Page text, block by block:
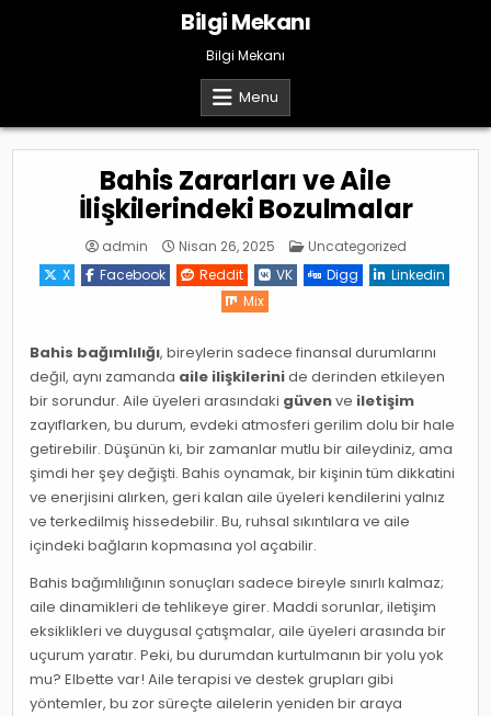
Bilgi Mekanı
Bilgi Mekanı
Menu
Bahis Zararları ve Aile
İlişkilerindeki Bozulmalar
admin Nisan 26, 2025 Posted
Uncategorized
X
Facebook Reddit VK Digg
Linkedin
Mix
Bahis bağımlılığı, bireylerin sadece finansal durumlarını
değil, aynı zamanda aile ilişkilerinide derinden etkileyen
bir sorundur. Aile üyeleri arasındaki güvenve iletişim
zayıflarken, bu durum, evdeki atmosferi gerilim dolu bir hale
getirebilir. Düşünün ki, bir zamanlar mutlu bir aileydiniz, ama
şimdi her şey değişti. Bahis oynamak, bir kişinin tüm dikkatini
ve enerjisini alırken, geri kalan aile üyeleri kendilerini yalnız
ve terkedilmiş hissedebilir. Bu, ruhsal sıkıntılara ve aile
içindeki bağların kopmasına yol açabilir.
Bahis bağımlılığının sonuçları sadece bireyle sınırlı kalmaz;
aile dinamikleri de tehlikeye girer. Maddi sorunlar, iletişim
eksiklikleri ve duygusal çatışmalar, aile üyeleri arasında bir
uçurum yaratır. Peki, bu durumdan kurtulmanın bir yolu yok
mu? Elbette var! Aile terapisi ve destek grupları gibi
yöntemler, bu zor süreçte ailelerin yeniden bir araya